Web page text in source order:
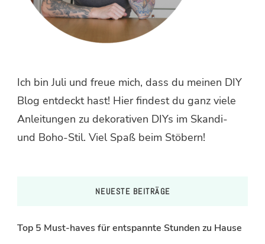
Ich bin Juli und freue mich, dass du meinen DIY
Blog entdeckt hast! Hier findest du ganz viele
Anleitungen zu dekorativen DIYs im Skandi-
und Boho-Stil. Viel Spaß beim Stöbern!
NEUESTE BEITRÄGE
Top 5 Must-haves für entspannte Stunden zu Hause